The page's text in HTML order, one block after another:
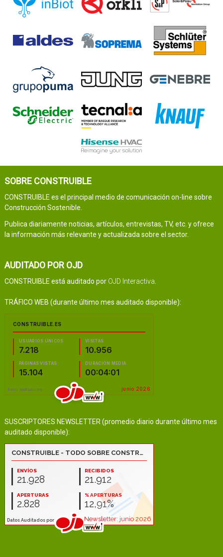
SOBRE CONSTRUIBLE
CONSTRUIBLE es el principal medio de comunicación on-line sobre
Construcción Sostenible.
Publica diariamente noticias, artículos, entrevistas, TV, etc. y ofrece
la información más relevante y actualizada sobre el sector.
AUDITADO POR OJD
CONSTRUIBLE está auditado por OJD Interactiva
TRÁFICO WEB (durante último mes auditado disponible):
SUSCRIPTORES NEWSLETTER (promedio diario durante último mes
auditado disponible):